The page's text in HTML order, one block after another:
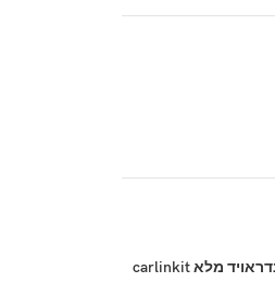
דונגל לרכב אנדראויד מלא carlinkit